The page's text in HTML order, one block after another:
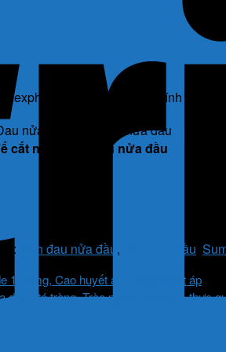
có thành phần chính là
cắt ngay cơn đau nửa đầu
Thẻ: Cơn đau nửa đầu , Đau nửa đầu